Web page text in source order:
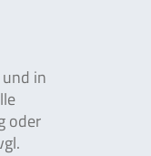
in
oder